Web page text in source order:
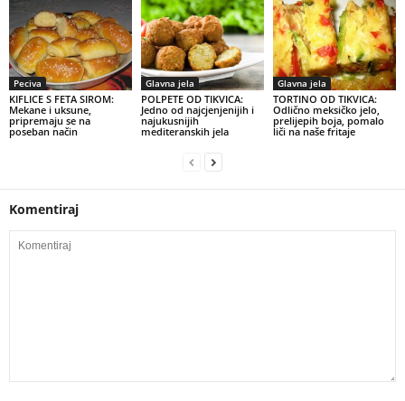
Peciva
KIFLICE S FETA SIROM:
Mekane i uksune,
pripremaju se na
poseban način
Glavna jela
POLPETE OD TIKVICA:
Jedno od najcjenjenijih i
najukusnijih
mediteranskih jela
Glavna jela
TORTINO OD TIKVICA:
Odlično meksičko jelo,
prelijepih boja, pomalo
liči na naše fritaje
Komentiraj